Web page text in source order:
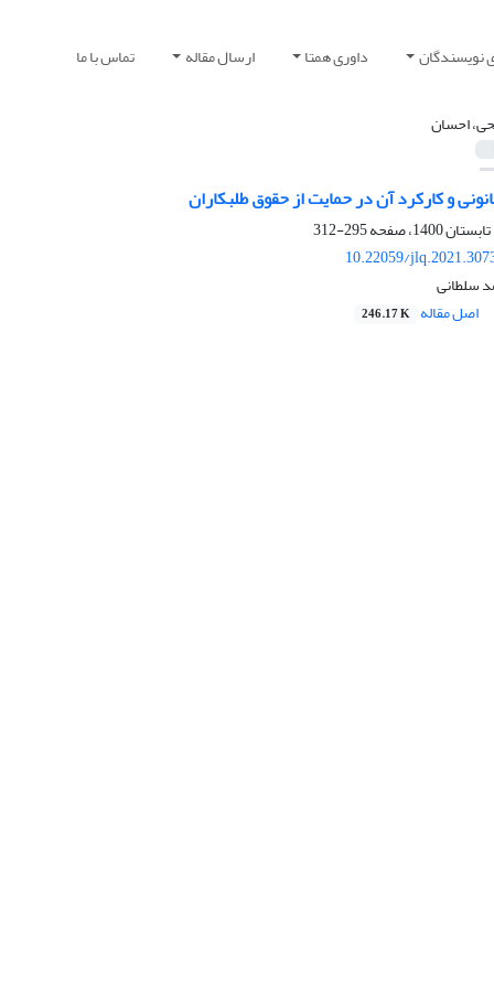
نویسندگان داوری همتا ارسال مقاله تماس با ما
احسان
و کارکرد آن در حمایت از حقوق طلبکاران
295-312
10.22059/
سلطانی
اصل مقاله 246.17 K